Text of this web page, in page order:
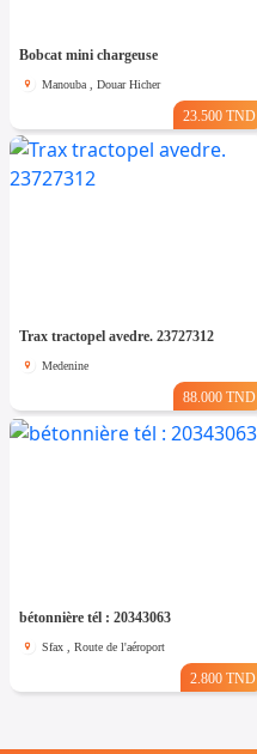
Bobcat mini chargeuse
Manouba , Douar Hicher
23.500 TND
Trax tractopel avedre. 23727312
Medenine
88.000 TND
bétonnière tél : 20343063
Sfax , Route de l'aéroport
2.800 TND